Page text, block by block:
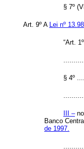
§ 7º
Art. 9º A Lei nº
“Art.
§ 4º
III –no
Banco
de 1997.